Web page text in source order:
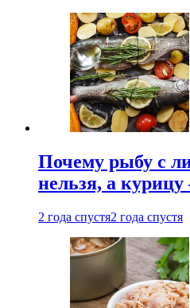
Почему рыбу с
нельзя, а
2 года спустя2 года спустя